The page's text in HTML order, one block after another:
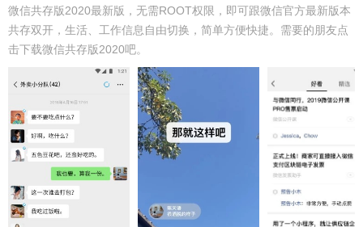
微信共存版2020最新版，无需ROOT权限，即可跟微信官方最新版本
共存双开，生活、工作信息自由切换，简单方便快捷。需要的朋友点
击下载微信共存版2020吧。